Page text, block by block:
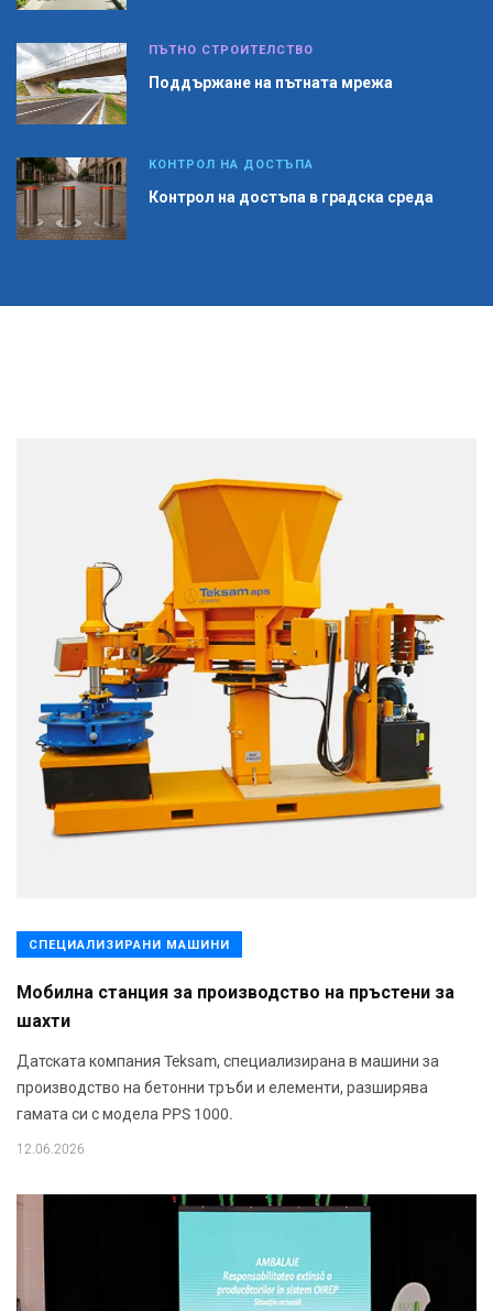
ПЪТНО СТРОИТЕЛСТВО
Поддържане на пътната мрежа
КОНТРОЛ НА ДОСТЪПА
Контрол на достъпа в градска среда
СПЕЦИАЛИЗИРАНИ МАШИНИ
Мобилна станция за производство на пръстени за
шахти
Датската компания Teksam, специализирана в машини за
производство на бетонни тръби и елементи, разширява
гамата си с модела PPS 1000.
12.06.2026